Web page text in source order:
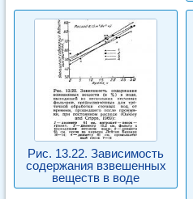
Рис. 13.22. Зависимость
содержания взвешенных
веществ в воде